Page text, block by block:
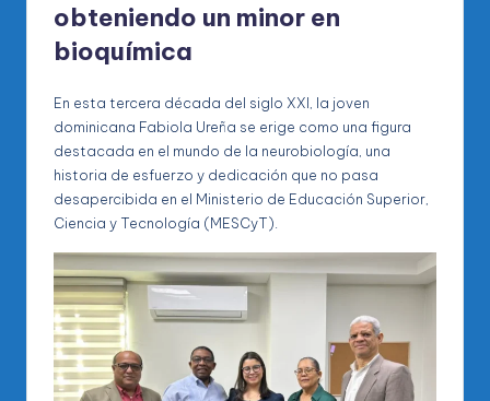
obteniendo un minor en
bioquímica
En esta tercera década del siglo XXI, la joven
dominicana Fabiola Ureña se erige como una figura
destacada en el mundo de la neurobiología, una
historia de esfuerzo y dedicación que no pasa
desapercibida en el Ministerio de Educación Superior,
Ciencia y Tecnología (MESCyT).